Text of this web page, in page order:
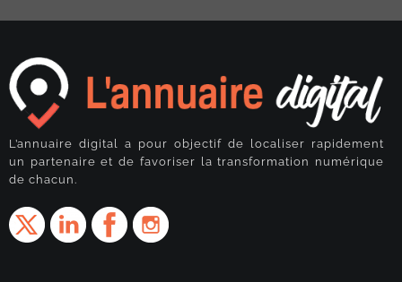
L’annuaire digital a pour objectif de localiser rapidement
un partenaire et de favoriser la transformation numérique
de chacun.